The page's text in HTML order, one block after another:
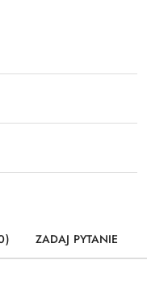
ZADAJ PYTANIE